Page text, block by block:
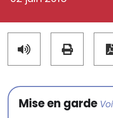
Mise en garde